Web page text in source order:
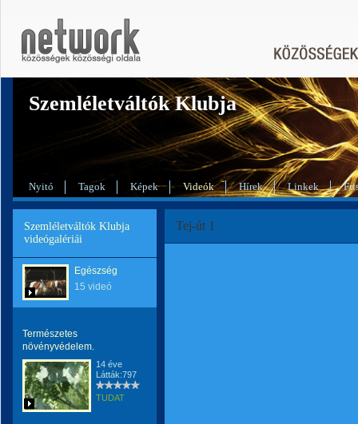
Szemléletváltók Klubja
Nyitó Tagok Képek Videók Hírek Linkek
Szemléletváltók Klubja
videógalériái
Egészség
15 videó
Természetes
növényvédelem.
14 éve
Látták:797
TUDAT
Tej-út 1